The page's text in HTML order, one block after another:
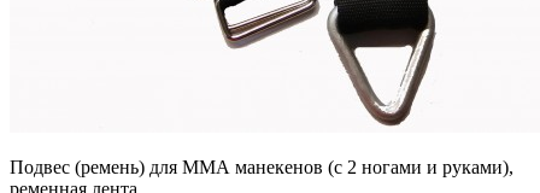
Подвес (ремень) для ММА манекенов (с 2 ногами и руками),
ременная лента